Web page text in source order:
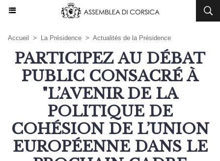
Accueil > La Présidence > Actualités de la Présidence
PARTICIPEZ AU DÉBAT
PUBLIC CONSACRÉ À
"L’AVENIR DE LA
POLITIQUE DE
COHÉSION DE L’UNION
EUROPÉENNE DANS LE